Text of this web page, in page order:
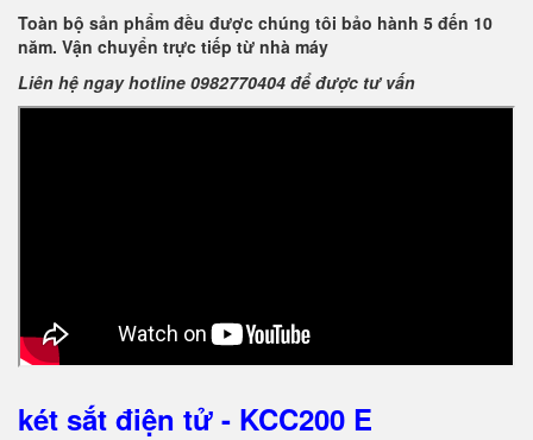
Toàn bộ sản phẩm đều được chúng tôi bảo hành 5 đến 10
năm. Vận chuyển trực tiếp từ nhà máy
Liên hệ ngay hotline 0982770404 để được tư vấn
két sắt điện tử - KCC200 E